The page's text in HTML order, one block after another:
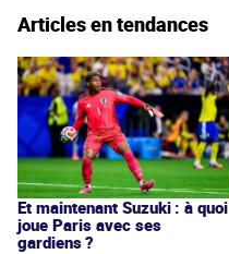
Articles en tendances
Et maintenant Suzuki : à quoi
joue Paris avec ses
gardiens ?